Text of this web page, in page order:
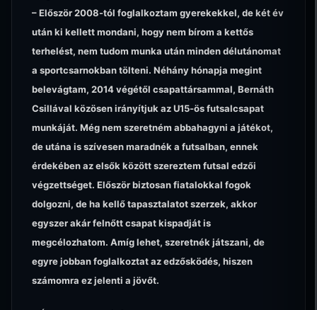
– Először 2008-tól foglalkoztam gyerekekkel, de két év
után ki kellett mondani, hogy nem bírom a kettős
terhelést, nem tudom munka után minden délutánomat
a sportcsarnokban tölteni. Néhány hónapja megint
belevágtam, 2014 végétől csapattársammal, Bernáth
Csillával közösen irányítjuk az U15-ös futsalcsapat
munkáját. Még nem szeretném abbahagyni a játékot,
de utána is szívesen maradnék a futsalban, ennek
érdekében az elsők között szereztem futsal edzői
végzettséget. Először biztosan fiatalokkal fogok
dolgozni, de ha kellő tapasztalatot szerzek, akkor
egyszer akár felnőtt csapat kispadját is
megcélozhatom. Amíg lehet, szeretnék játszani, de
egyre jobban foglalkoztat az edzősködés, hiszen
számomra ez jelenti a jövőt.